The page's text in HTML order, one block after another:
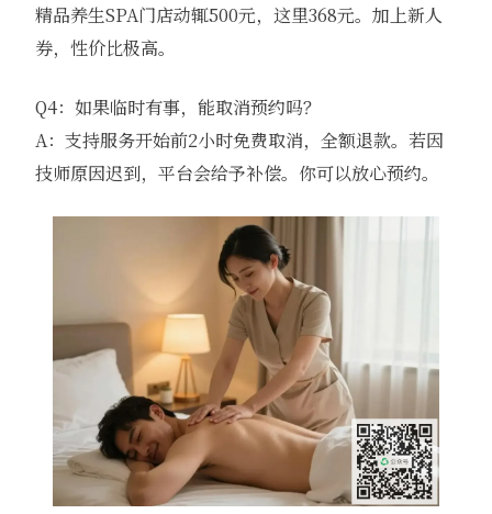
精品养生SPA门店动辄500元，这里368元。加上新人
券，性价比极高。
Q4：如果临时有事，能取消预约吗？
A：支持服务开始前2小时免费取消，全额退款。若因
技师原因迟到，平台会给予补偿。你可以放心预约。